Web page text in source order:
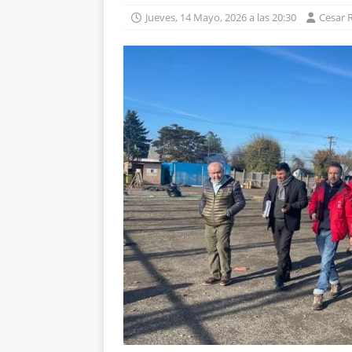
Jueves, 14 Mayo, 2026 a las 20:30 Cesar